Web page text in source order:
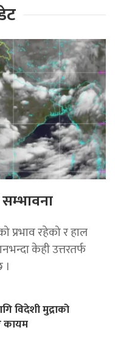
सम्भावना
प्रभाव रहेको र हाल
केही उत्तरतर्फ
विदेशी मुद्राको
कायम